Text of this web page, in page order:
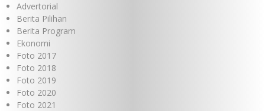
Advertorial
Berita Pilihan
Berita Program
Ekonomi
Foto 2017
Foto 2018
Foto 2019
Foto 2020
Foto 2021